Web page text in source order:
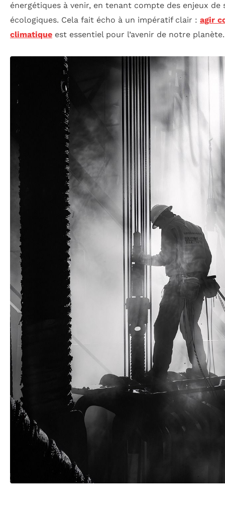
énergétiques à venir, en tenant compte des enjeux
écologiques. Cela fait écho à un impératif clair : agir
climatique est essentiel pour l’avenir de notre planète.